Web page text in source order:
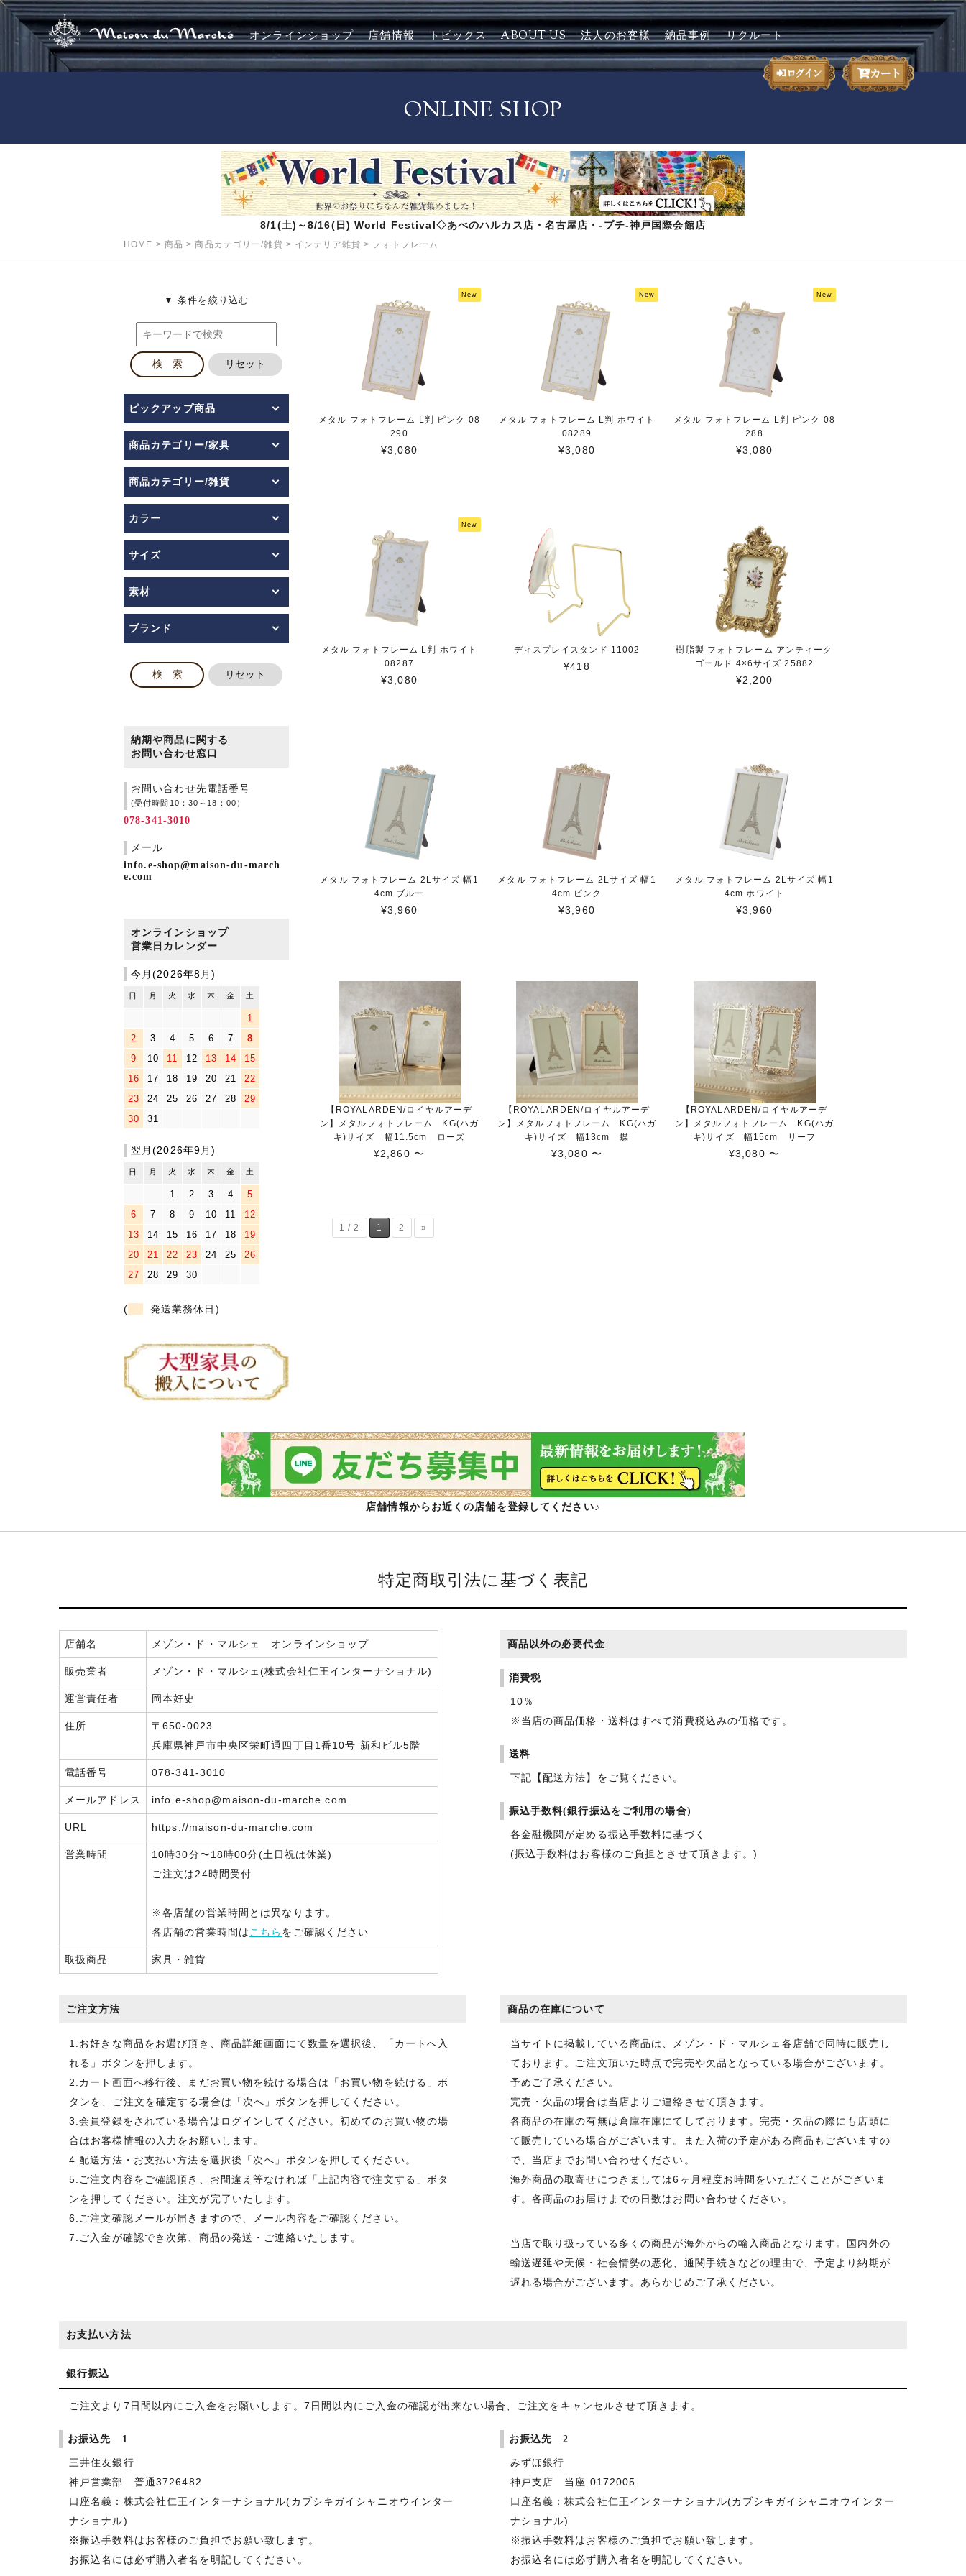
オンラインショップ 店舗情報 トピックス ABOUT US 法人のお客様 納品事例 リクルート
ONLINE SHOP
8/1(土)～8/16(日) World Festival◇あべのハルカス店・名古屋店・-プチ-神戸国際会館店
HOME > 商品 >商品カテゴリー/雑貨 > インテリア雑貨 > フォトフレーム
ピックアップ商品
商品カテゴリー/家具
商品カテゴリー/雑貨
カラー
サイズ
素材
ブランド
納期や商品に関する
お問い合わせ窓口
お問い合わせ先電話番号
(受付時間10：30～18：00）
078-341-3010
メール
info.e-shop@maison-du-march
e.com
オンラインショップ
営業日カレンダー
今月(2026年8月)
日 月 火 水 木 金 土
1
2
3 4 5 6 7
8
9
10 11 12 13 14
15
16
17 18 19 20 21
22
23
24 25 26 27 28
29
30
31
翌月(2026年9月)
日 月 火 水 木 金 土
1 2 3 4
5
6
7 8 9 10 11
12
13
14 15 16 17 18
19
20
21 22 23 24 25
26
27
28 29 30
( 発送業務休日)
メタル フォトフレーム L判 ピンク 08
290
¥3,080
New
メタル フォトフレーム L判 ホワイト
08289
¥3,080
New
メタル フォトフレーム L判 ピンク 08
288
¥3,080
New
メタル フォトフレーム L判 ホワイト
08287
¥3,080
New
ディスプレイスタンド 11002
¥418
樹脂製 フォトフレーム アンティーク
ゴールド 4×6サイズ 25882
¥2,200
メタル フォトフレーム 2Lサイズ 幅1
4cm ブルー
¥3,960
メタル フォトフレーム 2Lサイズ 幅1
4cm ピンク
¥3,960
メタル フォトフレーム 2Lサイズ 幅1
4cm ホワイト
¥3,960
【ROYALARDEN/ロイヤルアーデ
ン】メタルフォトフレーム KG(ハガ
キ)サイズ 幅11.5cm ローズ
¥2,860 〜
【ROYALARDEN/ロイヤルアーデ
ン】メタルフォトフレーム KG(ハガ
キ)サイズ 幅13cm 蝶
¥3,080 〜
【ROYALARDEN/ロイヤルアーデ
ン】メタルフォトフレーム KG(ハガ
キ)サイズ 幅15cm リーフ
¥3,080 〜
1 / 2 1 2 »
店舗情報からお近くの店舗を登録してください♪
特定商取引法に基づく表記
店舗名 メゾン・ド・マルシェ オンラインショップ
販売業者 メゾン・ド・マルシェ(株式会社仁王インターナショナル)
運営責任者 岡本好史
住所
〒650-0023
兵庫県神戸市中央区栄町通四丁目1番10号 新和ビル5階
電話番号 078-341-3010
メールアドレス info.e-shop@maison-du-marche.com
URL https://maison-du-marche.com
営業時間
10時30分〜18時00分(土日祝は休業)
ご注文は24時間受付
※各店舗の営業時間とは異なります。
各店舗の営業時間は こちら をご確認ください
取扱商品 家具・雑貨
商品以外の必要代金
消費税
10％
※当店の商品価格・送料はすべて消費税込みの価格です。
送料
下記【配送方法】をご覧ください。
振込手数料(銀行振込をご利用の場合)
各金融機関が定める振込手数料に基づく
(振込手数料はお客様のご負担とさせて頂きます。)
ご注文方法
1.お好きな商品をお選び頂き、商品詳細画面にて数量を選択後、「カートへ入
れる」ボタンを押します。
2.カート画面へ移行後、まだお買い物を続ける場合は「お買い物を続ける」ボ
タンを、ご注文を確定する場合は「次へ」ボタンを押してください。
3.会員登録をされている場合はログインしてください。初めてのお買い物の場
合はお客様情報の入力をお願いします。
4.配送方法・お支払い方法を選択後「次へ」ボタンを押してください。
5.ご注文内容をご確認頂き、お間違え等なければ「上記内容で注文する」ボタ
ンを押してください。注文が完了いたします。
6.ご注文確認メールが届きますので、メール内容をご確認ください。
7.ご入金が確認でき次第、商品の発送・ご連絡いたします。
商品の在庫について
当サイトに掲載している商品は、メゾン・ド・マルシェ各店舗で同時に販売し
ております。ご注文頂いた時点で完売や欠品となっている場合がございます。
予めご了承ください。
完売・欠品の場合は当店よりご連絡させて頂きます。
各商品の在庫の有無は倉庫在庫にてしております。完売・欠品の際にも店頭に
て販売している場合がございます。また入荷の予定がある商品もございますの
で、当店までお問い合わせください。
海外商品の取寄せにつきましては6ヶ月程度お時間をいただくことがございま
す。各商品のお届けまでの日数はお問い合わせください。
当店で取り扱っている多くの商品が海外からの輸入商品となります。国内外の
輸送遅延や天候・社会情勢の悪化、通関手続きなどの理由で、予定より納期が
遅れる場合がございます。あらかじめご了承ください。
お支払い方法
銀行振込
ご注文より7日間以内にご入金をお願いします。7日間以内にご入金の確認が出来ない場合、ご注文をキャンセルさせて頂きます。
お振込先 1
三井住友銀行
神戸営業部 普通3726482
口座名義：株式会社仁王インターナショナル(カブシキガイシャニオウインター
ナショナル)
※振込手数料はお客様のご負担でお願い致します。
お振込名には必ず購入者名を明記してください。
お振込先 2
みずほ銀行
神戸支店 当座 0172005
口座名義：株式会社仁王インターナショナル(カブシキガイシャニオウインター
ナショナル)
※振込手数料はお客様のご負担でお願い致します。
お振込名には必ず購入者名を明記してください。